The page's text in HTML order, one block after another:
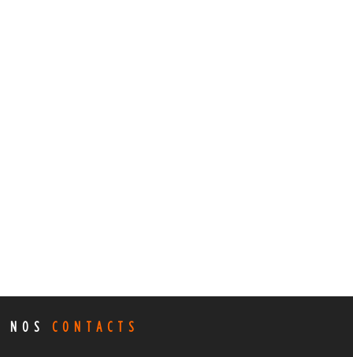
NOSCONTACTS